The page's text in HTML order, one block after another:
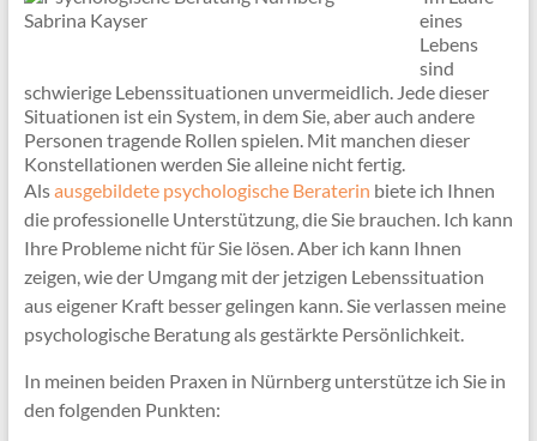
eines
Lebens
sind
schwierige Lebenssituationen unvermeidlich. Jede dieser
Situationen ist ein System, in dem Sie, aber auch andere
Personen tragende Rollen spielen. Mit manchen dieser
Konstellationen werden Sie alleine nicht fertig.
Alsausgebildete psychologische Beraterin biete ich Ihnen
die professionelle Unterstützung, die Sie brauchen. Ich kann
Ihre Probleme nicht für Sie lösen. Aber ich kann Ihnen
zeigen, wie der Umgang mit der jetzigen Lebenssituation
aus eigener Kraft besser gelingen kann. Sie verlassen meine
psychologische Beratung als gestärkte Persönlichkeit.
In meinen beiden Praxen in Nürnberg unterstütze ich Sie in
den folgenden Punkten: